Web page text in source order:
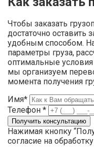
Чтобы заказать
достаточно оставить
удобным способом.
параметры груза,
оптимальные
мы организуем
момента получения
Имя*
Телефон *
Нажимая кнопку
согласие на